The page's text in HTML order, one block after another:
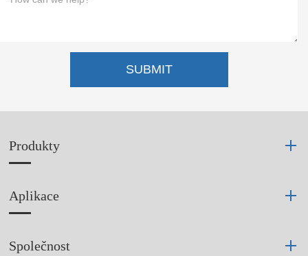
SUBMIT
Produkty
Aplikace
Společnost